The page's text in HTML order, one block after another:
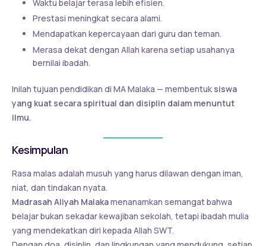
Waktu belajar terasa lebih efisien.
Prestasi meningkat secara alami.
Mendapatkan kepercayaan dari guru dan teman.
Merasa dekat dengan Allah karena setiap usahanya
bernilai ibadah.
Inilah tujuan pendidikan di MA Malaka — membentuk siswa
yang kuat secara spiritual dan disiplin dalam menuntut
ilmu.
Kesimpulan
Rasa malas adalah musuh yang harus dilawan dengan iman,
niat, dan tindakan nyata.
Madrasah Aliyah Malakamenanamkan semangat bahwa
belajar bukan sekadar kewajiban sekolah, tetapi ibadah mulia
yang mendekatkan diri kepada Allah SWT.